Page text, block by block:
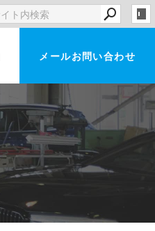
メールお問い合わせ